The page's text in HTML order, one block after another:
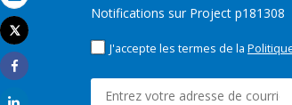
Email
Imprimer
Tweet
Share
Notifications sur Project p181308
J'accepte les termes de la